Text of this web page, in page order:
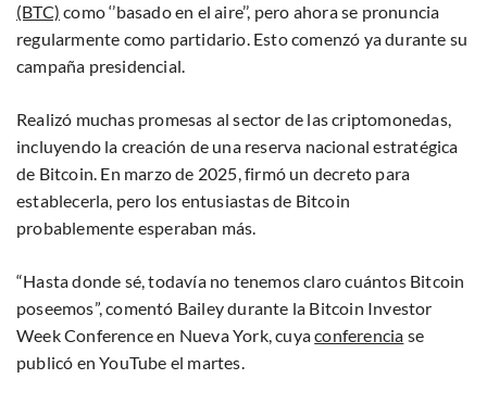
(BTC) como ‘’basado en el aire’’, pero ahora se pronuncia
regularmente como partidario. Esto comenzó ya durante su
campaña presidencial.
Realizó muchas promesas al sector de las criptomonedas,
incluyendo la creación de una reserva nacional estratégica
de Bitcoin. En marzo de 2025, firmó un decreto para
establecerla, pero los entusiastas de Bitcoin
probablemente esperaban más.
“Hasta donde sé, todavía no tenemos claro cuántos Bitcoin
poseemos”, comentó Bailey durante la Bitcoin Investor
Week Conference en Nueva York, cuyaconferencia se
publicó en YouTube el martes.